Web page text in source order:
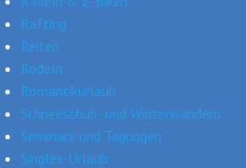
Rafting
Reiten
Rodeln
Romantikurlaub
Schneeschuh- und Winterwandern
Seminare und Tagungen
Singles-Urlaub